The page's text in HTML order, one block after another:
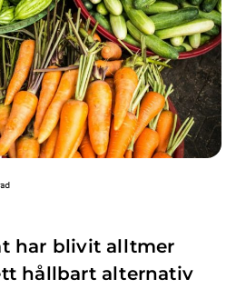
har blivit alltmer
hållbart alternativ